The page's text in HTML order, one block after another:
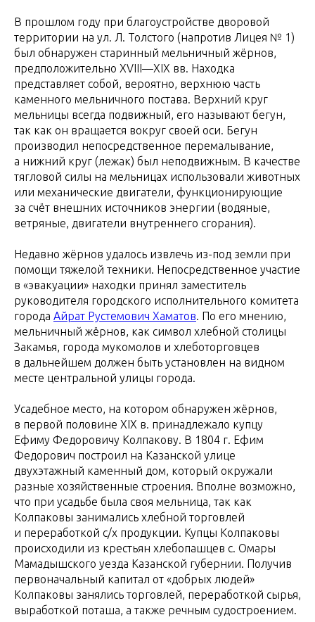
В прошлом году при благоустройстве дворовой
территории на ул. Л. Толстого (напротив Лицея № 1)
был обнаружен старинный мельничный жёрнов,
предположительно XVIII—XIX вв. Находка
представляет собой, вероятно, верхнюю часть
каменного мельничного постава. Верхний круг
мельницы всегда подвижный, его называют бегун,
так как он вращается вокруг своей оси. Бегун
производил непосредственное перемалывание,
а нижний круг (лежак) был неподвижным. В качестве
тягловой силы на мельницах использовали животных
или механические двигатели, функционирующие
за счёт внешних источников энергии (водяные,
ветряные, двигатели внутреннего сгорания).
Недавно жёрнов удалось извлечь из-под земли при
помощи тяжелой техники. Непосредственное участие
в «эвакуации» находки принял заместитель
руководителя городского исполнительного комитета
города Айрат Рустемович Хаматов. По его мнению,
мельничный жёрнов, как символ хлебной столицы
Закамья, города мукомолов и хлеботорговцев
в дальнейшем должен быть установлен на видном
месте центральной улицы города.
Усадебное место, на котором обнаружен жёрнов,
в первой половине XIX в. принадлежало купцу
Ефиму Федоровичу Колпакову. В 1804 г. Ефим
Федорович построил на Казанской улице
двухэтажный каменный дом, который окружали
разные хозяйственные строения. Вполне возможно,
что при усадьбе была своя мельница, так как
Колпаковы занимались хлебной торговлей
и переработкой с/х продукции. Купцы Колпаковы
происходили из крестьян хлебопашцев с. Омары
Мамадышского уезда Казанской губернии. Получив
первоначальный капитал от «добрых людей»
Колпаковы занялись торговлей, переработкой сырья,
выработкой поташа, а также речным судостроением.